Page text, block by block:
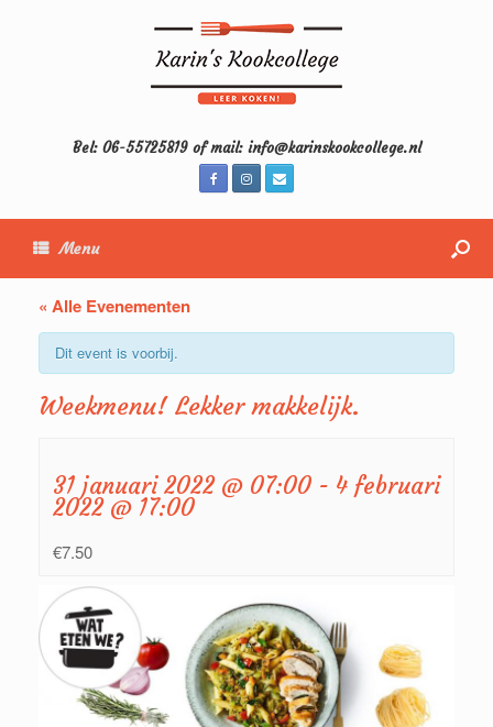
Bel: 06-55725819 of mail: info@karinskookcollege.nl
Menu
« Alle Evenementen
Dit event is voorbij.
Weekmenu! Lekker makkelijk.
31 januari 2022 @ 07:00 - 4 februari
2022 @ 17:00
€7.50